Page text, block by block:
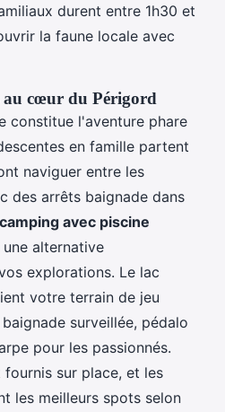
durent entre 1h30 et
la faune locale avec
au cœur du Périgord
constitue l'aventure phare
en famille partent
naviguer entre les
des arrêts baignade dans
camping avec piscine
alternative
explorations. Le lac
votre terrain de jeu
surveillée, pédalo
pour les passionnés.
sur place, et les
les meilleurs spots selon